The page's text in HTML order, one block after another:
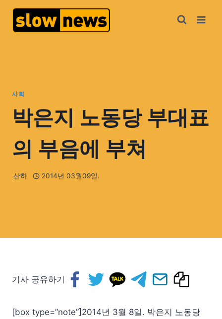
사회
박은지 노동당 부대표
의 부음에 부쳐
산하 2014년 03월09일.
기사 공유하기
[box type=”note”]2014년 3월 8일. 박은지 노동당